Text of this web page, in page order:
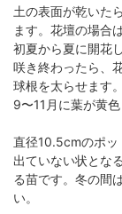
土の表面が乾いた
ます。花壇の場合
初夏から夏に開花
咲き終わったら、
球根を太らせます。
9〜11月に葉が黄
直径10.5cmのポッ
出ていない状とな
る苗です。冬の間
い。